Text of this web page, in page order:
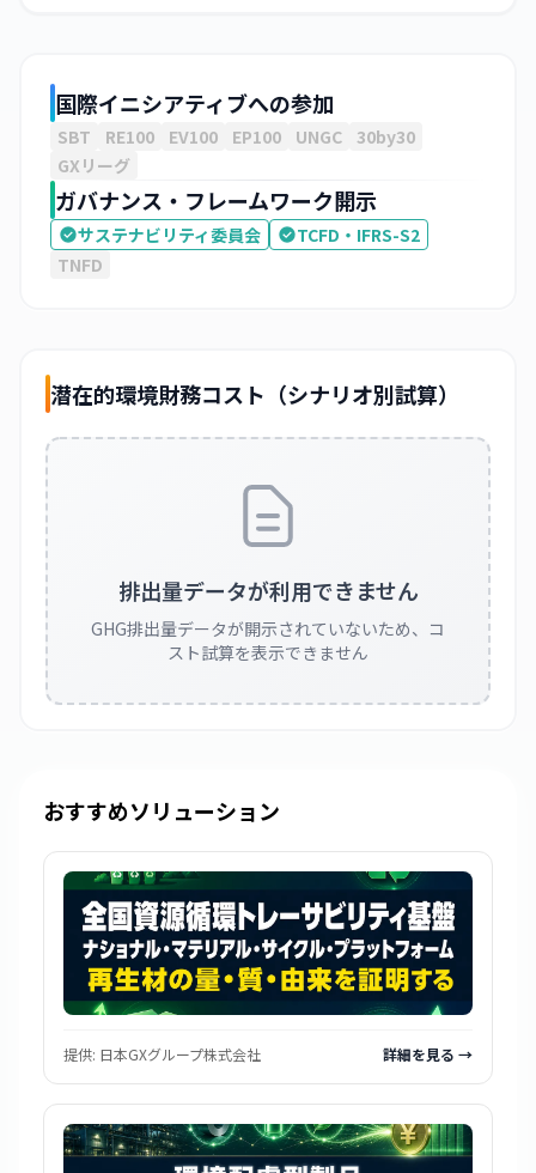
国際イニシアティブへの参加
SBT RE100 EV100 EP100 UNGC 30by30
GXリーグ
ガバナンス・フレームワーク開示
サステナビリティ委員会
TCFD・IFRS-S2
TNFD
潜在的環境財務コスト（シナリオ別試算）
排出量データが利用できません
GHG排出量データが開示されていないため、コ
スト試算を表示できません
おすすめソリューション
提供: 日本GXグループ株式会社 詳細を見る →